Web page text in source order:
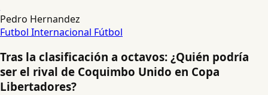
Pedro Hernandez
Futbol Internacional Fútbol
Tras la clasificación a octavos: ¿Quién podría
ser el rival de Coquimbo Unido en Copa
Libertadores?